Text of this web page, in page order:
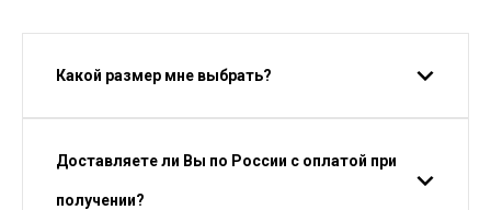
Какой размер мне выбрать?
Доставляете ли Вы по России с оплатой при
получении?